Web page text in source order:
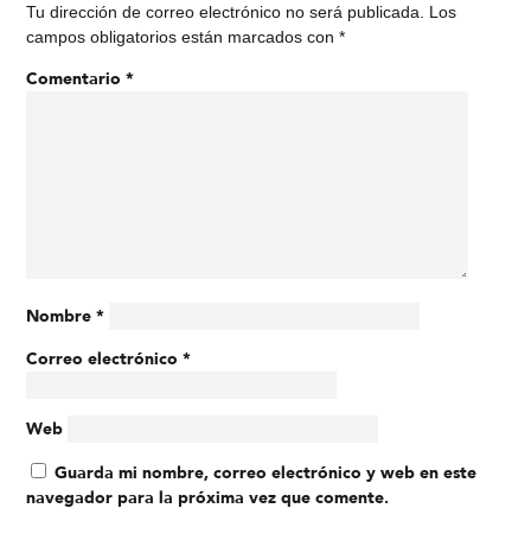
Tu dirección de correo electrónico no será publicada.
Los
campos obligatorios están marcados con *
Comentario *
Nombre *
Correo electrónico *
Web
Guarda mi nombre, correo electrónico y web en este
navegador para la próxima vez que comente.